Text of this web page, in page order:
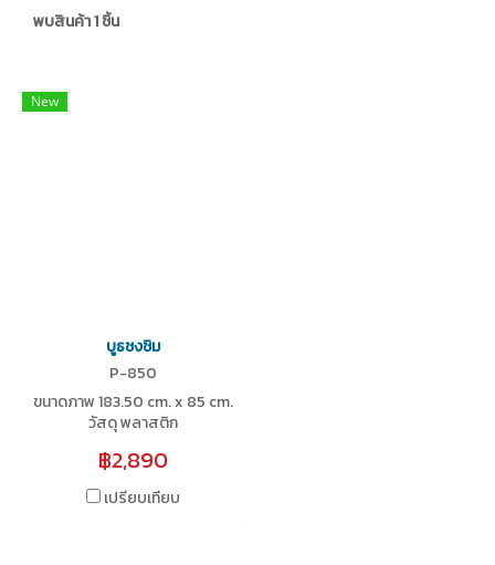
พบสินค้า 1 ชิ้น
New
บูธชงชิม
P-850
ขนาดภาพ 183.50 cm. x 85 cm.
วัสดุ พลาสติก
฿2,890
เปรียบเทียบ